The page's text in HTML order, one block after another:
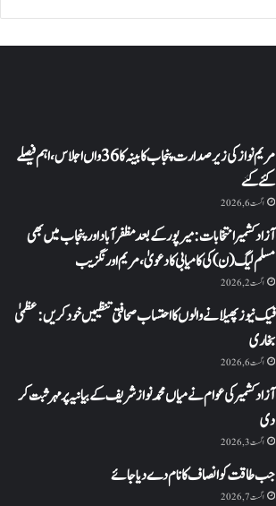
مریم نواز کی زیر صدارت پنجاب کابینہ کا 36واں اجلاس،اہم فیصلے
کئے گئے
اگست 6, 2026
آزاد کشمیر انتخابات: میرپور کے بعد مظفرآباد اور پنجاب میں بھی
مسلم لیگ (ن) کی کامیابی کا دعویٰ، مریم اورنگزیب
اگست 2, 2026
فیک نیوز پھیلانے والوں کا احتساب صحافتی تنظیمیں خود کریں: عظمیٰ
بخاری
اگست 6, 2026
آزاد کشمیر کی عوام نے میاں محمد نواز شریف کے بیانیہ پر مہر ثبت کر
دی
اگست 3, 2026
جب طاقت کو انصاف کا نام دے دیا جائے
اگست 7, 2026